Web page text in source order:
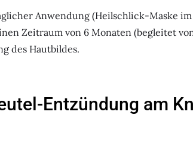
Anwendung (Heilschlick-Maske
Zeitraum von 6 Monaten (begleitet
des Hautbildes.
Entzündung am